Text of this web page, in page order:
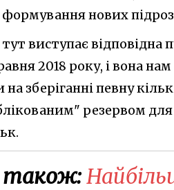
нових
виступає відповідна
2018 року, і вона
зберіганні певну
резервом для